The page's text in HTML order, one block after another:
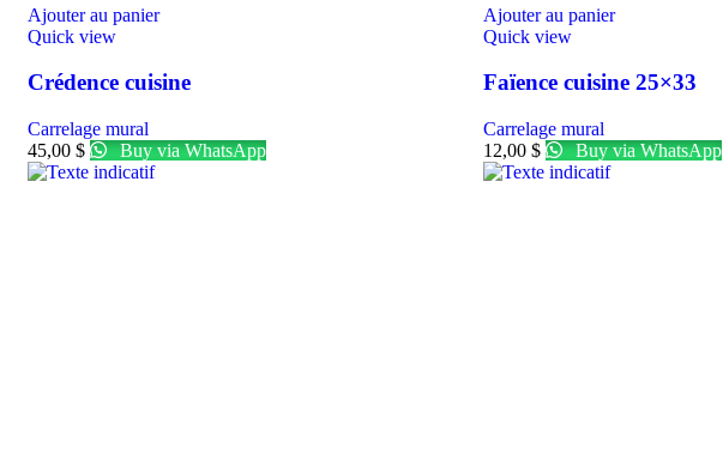
Ajouter au panier
Quick view
Crédence cuisine
Carrelage mural
45,00 $ Buy via WhatsApp
Ajouter au panier
Quick view
Faïence cuisine 25×33
Carrelage mural
12,00 $ Buy via WhatsApp